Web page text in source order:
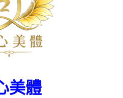
美體